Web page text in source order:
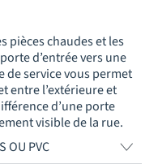
pièces chaudes et les
d’entrée vers une
de service vous permet
entre l’extérieure et
d’une porte
visible de la rue.
OU PVC